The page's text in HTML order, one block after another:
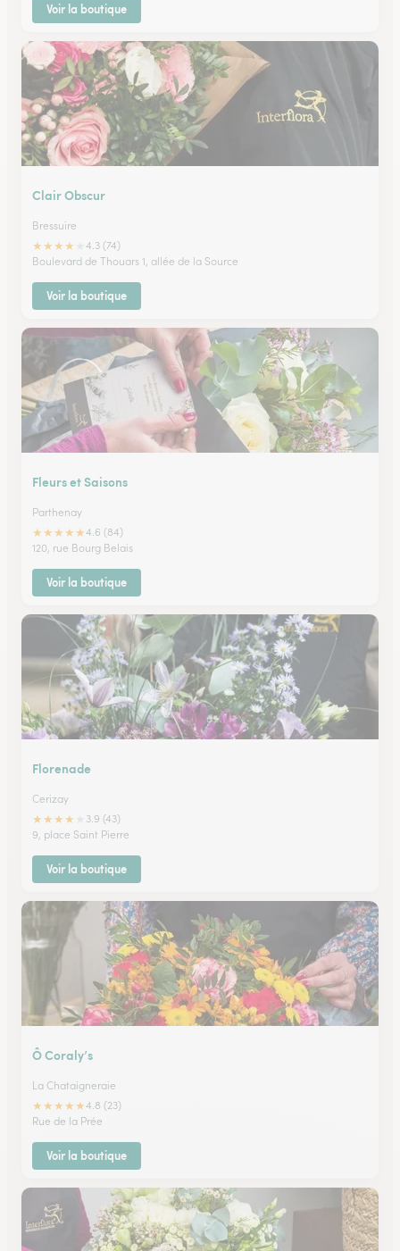
Voir la boutique
Clair Obscur
Bressuire
★★★★
4.3 (74)
Boulevard de Thouars 1, allée de la Source
Voir la boutique
Fleurs et Saisons
Parthenay
★★★★★4.6 (84)
120, rue Bourg Belais
Voir la boutique
Florenade
Cerizay
★★★★
3.9 (43)
9, place Saint Pierre
Voir la boutique
Ô Coraly’s
La Chataigneraie
★★★★★4.8 (23)
Rue de la Prée
Voir la boutique